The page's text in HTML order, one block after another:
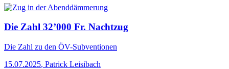
Die Zahl 32’000 Fr. Nachtzug
Die Zahl zu den ÖV-Subventionen
15.07.2025, Patrick Leisibach